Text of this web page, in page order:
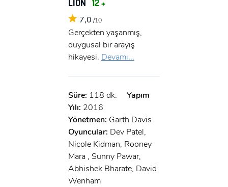
7,0 /10
Gerçekten yaşanmış,
duygusal bir arayış
hikayesi. Devamı...
Süre: 118 dk.
Yapım
Yılı: 2016
Yönetmen: Garth Davis
Oyuncular: Dev Patel,
Nicole Kidman, Rooney
Mara , Sunny Pawar,
Abhishek Bharate, David
Wenham